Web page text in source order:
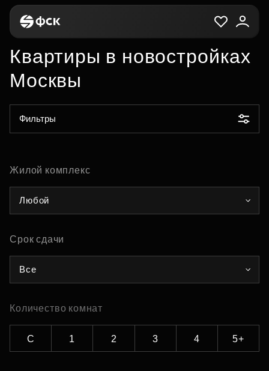
Квартиры в новостройках
Москвы
Фильтры
Жилой комплекс
Любой
Срок сдачи
Все
Количество комнат
С 1 2 3 4 5+